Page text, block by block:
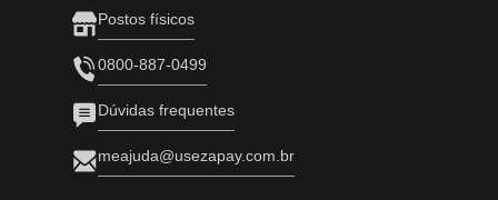
Postos físicos
0800-887-0499
Dúvidas frequentes
meajuda@usezapay.com.br